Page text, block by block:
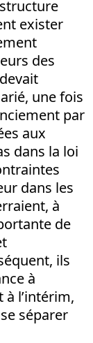
exister
des
une fois
par
aux
dans la loi
dans les
à
de
ils
à
l’intérim,
séparer